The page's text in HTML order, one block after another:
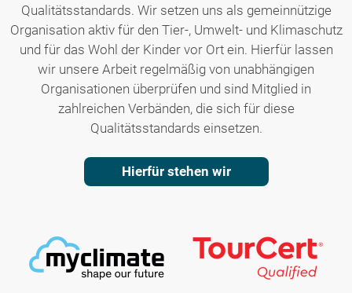
Qualitätsstandards. Wir setzen uns als gemeinnützige
Organisation aktiv für den Tier-, Umwelt- und Klimaschutz
und für das Wohl der Kinder vor Ort ein. Hierfür lassen
wir unsere Arbeit regelmäßig von unabhängigen
Organisationen überprüfen und sind Mitglied in
zahlreichen Verbänden, die sich für diese
Qualitätsstandards einsetzen.
Hierfür stehen wir